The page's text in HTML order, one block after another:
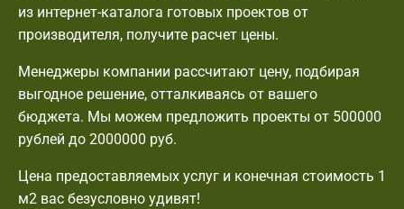
из интернет-каталога готовых проектов от
производителя, получите расчет цены.
Менеджеры компании рассчитают цену, подбирая
выгодное решение, отталкиваясь от вашего
бюджета. Мы можем предложить проекты от 500000
рублей до 2000000 руб.
Цена предоставляемых услуг и конечная стоимость 1
м2 вас безусловно удивят!